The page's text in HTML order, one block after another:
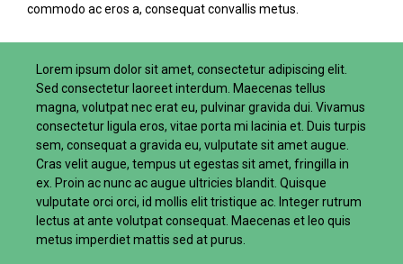
commodo ac eros a, consequat convallis metus.
Lorem ipsum dolor sit amet, consectetur adipiscing elit.
Sed consectetur laoreet interdum. Maecenas tellus
magna, volutpat nec erat eu, pulvinar gravida dui. Vivamus
consectetur ligula eros, vitae porta mi lacinia et. Duis turpis
sem, consequat a gravida eu, vulputate sit amet augue.
Cras velit augue, tempus ut egestas sit amet, fringilla in
ex. Proin ac nunc ac augue ultricies blandit. Quisque
vulputate orci orci, id mollis elit tristique ac. Integer rutrum
lectus at ante volutpat consequat. Maecenas et leo quis
metus imperdiet mattis sed at purus.